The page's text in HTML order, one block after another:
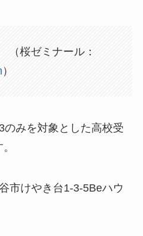
桜ゼミナール：
）
みを対象とした高校受
市けやき台1-3-5Beハウ